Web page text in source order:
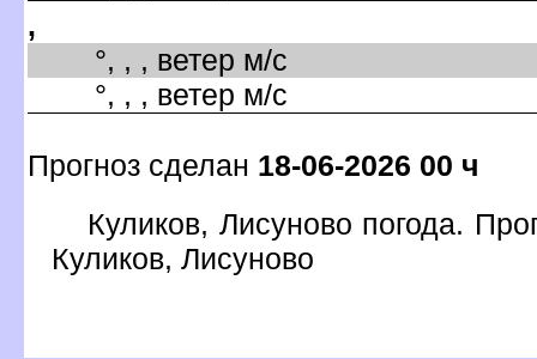
,
°, , , ветер м/с
°, , , ветер м/с
Прогноз сделан 18-06-2026 00 ч
Куликов, Лисуново погода.
Куликов, Лисуново